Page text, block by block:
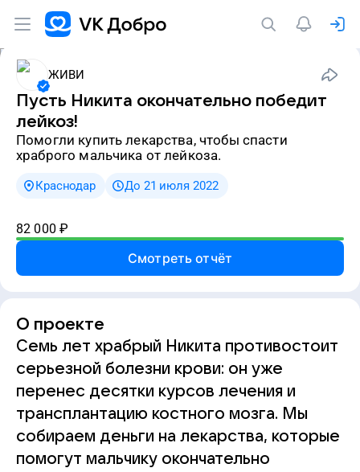
ЖИВИ
Пусть Никита окончательно победит
лейкоз!
Помогли купить лекарства, чтобы спасти
храброго мальчика от лейкоза.
Краснодар До 21 июля 2022
82 000 ₽
Смотреть отчёт
О проекте
Семь лет храбрый Никита противостоит
серьезной болезни крови: он уже
перенес десятки курсов лечения и
трансплантацию костного мозга. Мы
собираем деньги на лекарства, которые
помогут мальчику окончательно